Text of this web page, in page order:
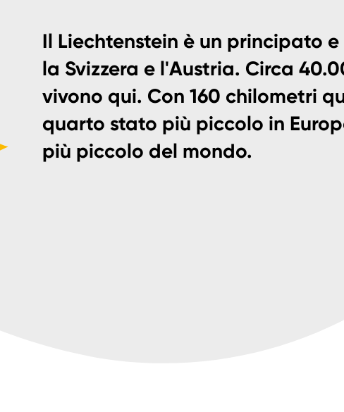
Il Liechtenstein è un principato
la Svizzera e l'Austria. Circa
vivono qui. Con 160 chilometri
quarto stato più piccolo in
più piccolo del mondo.